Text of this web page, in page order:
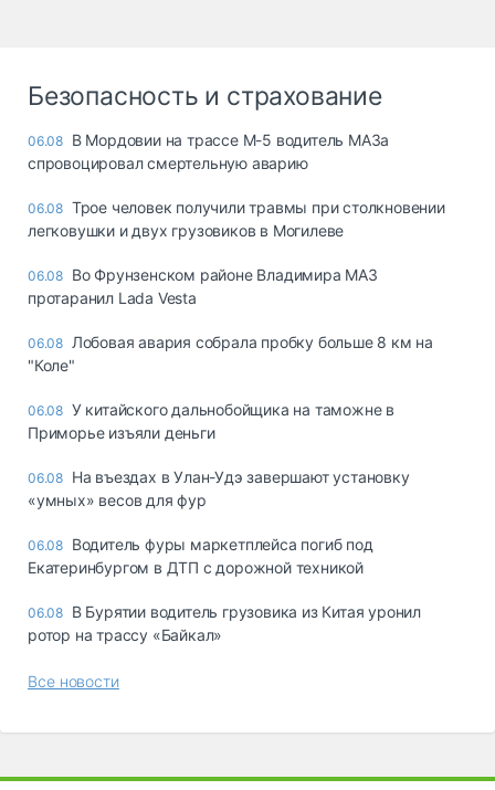
Безопасность и страхование
06.08 В Мордовии на трассе М-5 водитель МАЗа
спровоцировал смертельную аварию
06.08 Трое человек получили травмы при столкновении
легковушки и двух грузовиков в Могилеве
06.08 Во Фрунзенском районе Владимира МАЗ
протаранил Lada Vesta
06.08 Лобовая авария собрала пробку больше 8 км на
"Коле"
06.08 У китайского дальнобойщика на таможне в
Приморье изъяли деньги
06.08 Ha въeздax в Улaн-Удэ зaвepшaют ycтaнoвкy
«yмныx» вecoв для фyp
06.08 Водитель фуры маркетплейса погиб под
Екатеринбургом в ДТП с дорожной техникой
06.08 В Бурятии водитель грузовика из Китая уронил
ротор на трассу «Байкал»
Все новости